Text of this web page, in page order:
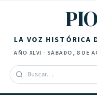
LA VOZ HISTÓRICA
AÑO XLVI · SÁBADO, 8 DE